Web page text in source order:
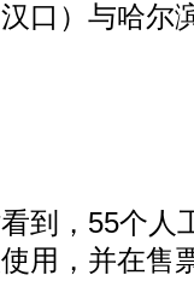
口）与哈尔
，55个人
用，并在售